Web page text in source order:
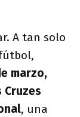
A tan solo
marzo,
, una